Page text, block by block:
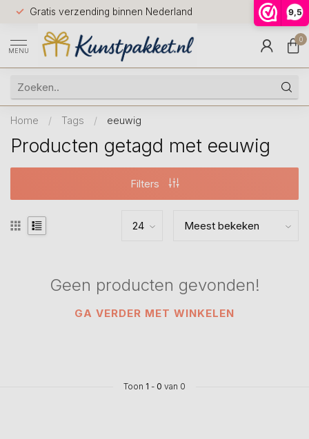
9,5
Gratis verzending binnen Nederland
Voor
huis
9.5
MENU
0
Home / Tags / eeuwig
Producten getagd met eeuwig
Filters
Geen producten gevonden!
GA VERDER MET WINKELEN
Toon 1 - 0 van 0